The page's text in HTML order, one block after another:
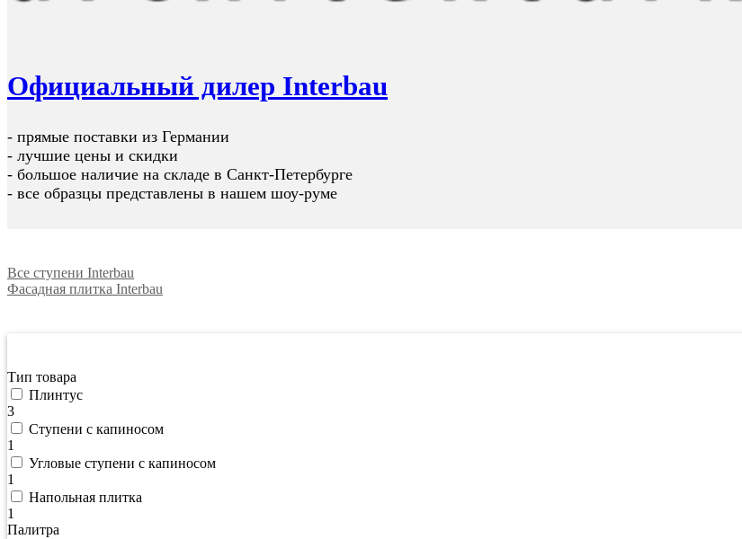
Официальный дилер Interbau
- прямые поставки из Германии
- лучшие цены и скидки
- большое наличие на складе в Санкт-Петербурге
- все образцы представлены в нашем шоу-руме
Все ступени Interbau
Фасадная плитка Interbau
Тип товара
Плинтус
3
Ступени с капиносом
1
Угловые ступени с капиносом
1
Напольная плитка
1
Палитра